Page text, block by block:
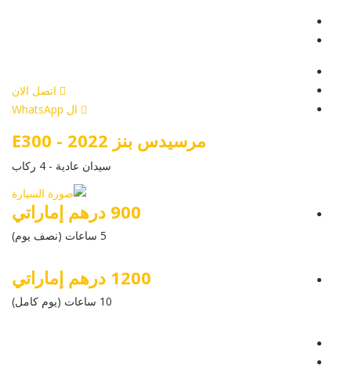
اتصل الان
ال WhatsApp
مرسيدس بنز E300 - 2022
سيدان عادية - 4 ركاب
900 درهم إماراتي
5 ساعات (نصف يوم)
1200 درهم إماراتي
10 ساعات (يوم كامل)